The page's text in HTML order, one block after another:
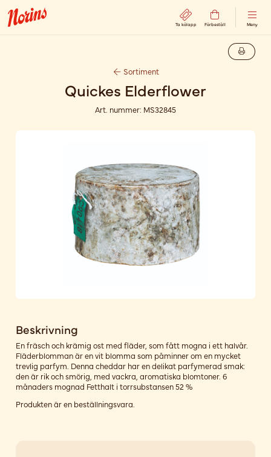
Ta kölapp Förbeställ Meny
Sortiment
Quickes Elderflower
Art. nummer: MS32845
Beskrivning
En fräsch och krämig ost med fläder, som fått mogna i ett halvår.
Fläderblomman är en vit blomma som påminner om en mycket
trevlig parfym. Denna cheddar har en delikat parfymerad smak:
den är rik och smörig, med vackra, aromatiska blomtoner. 6
månaders mognad Fetthalt i torrsubstansen 52 %
Produkten är en beställningsvara.